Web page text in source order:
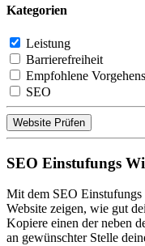
Kategorien
Leistung
Barrierefreiheit
Empfohlene
SEO
Website Prüfen
SEO Einstufungs
Mit dem SEO Einstufungs
Website zeigen, wie gut
Kopiere einen der neben
an gewünschter Stelle